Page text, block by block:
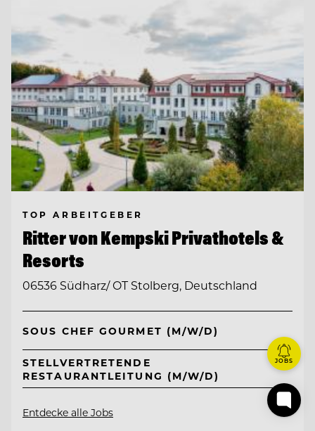
TOP ARBEITGEBER
Ritter von Kempski Privathotels &
Resorts
06536 Südharz/ OT Stolberg, Deutschland
SOUS CHEF GOURMET (M/W/D)
STELLVERTRETENDE
RESTAURANTLEITUNG (M/W/D)
Entdecke alle Jobs
JOBS